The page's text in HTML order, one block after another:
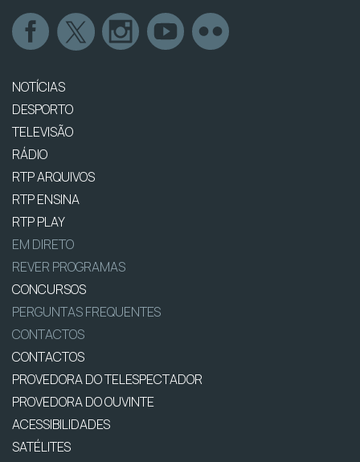
NOTÍCIAS
DESPORTO
TELEVISÃO
RÁDIO
RTP ARQUIVOS
RTP ENSINA
RTP PLAY
EM DIRETO
REVER PROGRAMAS
CONCURSOS
PERGUNTAS FREQUENTES
CONTACTOS
CONTACTOS
PROVEDORA DO TELESPECTADOR
PROVEDORA DO OUVINTE
ACESSIBILIDADES
SATÉLITES